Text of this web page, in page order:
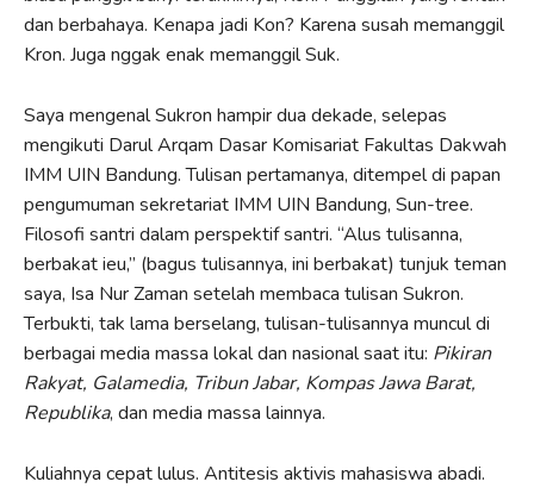
dan berbahaya. Kenapa jadi Kon? Karena susah memanggil
Kron. Juga nggak enak memanggil Suk.
Saya mengenal Sukron hampir dua dekade, selepas
mengikuti Darul Arqam Dasar Komisariat Fakultas Dakwah
IMM UIN Bandung. Tulisan pertamanya, ditempel di papan
pengumuman sekretariat IMM UIN Bandung, Sun-tree.
Filosofi santri dalam perspektif santri. “Alus tulisanna,
berbakat ieu,” (bagus tulisannya, ini berbakat) tunjuk teman
saya, Isa Nur Zaman setelah membaca tulisan Sukron.
Terbukti, tak lama berselang, tulisan-tulisannya muncul di
berbagai media massa lokal dan nasional saat itu: Pikiran
Rakyat, Galamedia, Tribun Jabar, Kompas Jawa Barat,
Republika, dan media massa lainnya.
Kuliahnya cepat lulus. Antitesis aktivis mahasiswa abadi.